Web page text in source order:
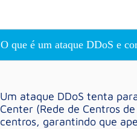
O que é um ataque DDoS e
Um ataque DDoS tenta
Center (Rede de Centros
centros, garantindo que